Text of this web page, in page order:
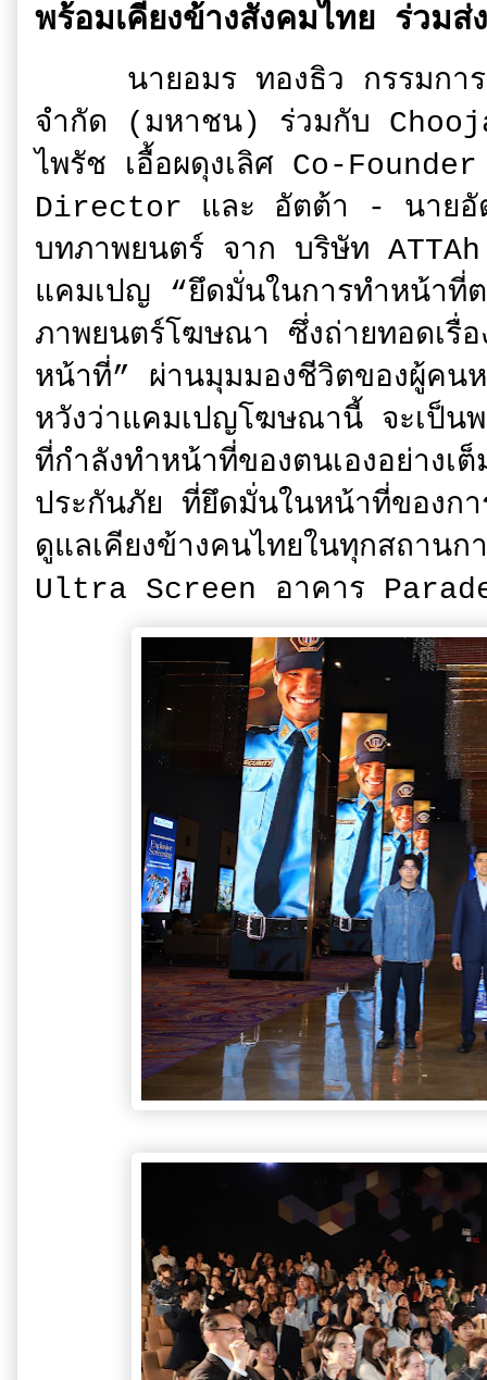
พร้อมเคียงข้างสังคมไทย ร่วมส่
นายอมร ทองธิว กรรมการผู้
จำกัด (มหาชน) ร่วมกับ
ไพรัช เอื้อผดุงเลิศ Co-
Director และ อัตต้า - นายอัต
บทภาพยนตร์ จาก บริษัท
แคมเปญ “ยึดมั่นในการทำหน้า
ภาพยนตร์โฆษณา ซึ่งถ่ายทอดเรื่
หน้าที่” ผ่านมุมมองชีวิตของผู้คน
หวังว่าแคมเปญโฆษณานี้ จะเป็น
ที่กำลังทำหน้าที่ของตนเองอย่างเ
ประกันภัย ที่ยึดมั่นในหน้าที่ของกา
ดูแลเคียงข้างคนไทยในทุกสถา
Ultra Screen อาคาร